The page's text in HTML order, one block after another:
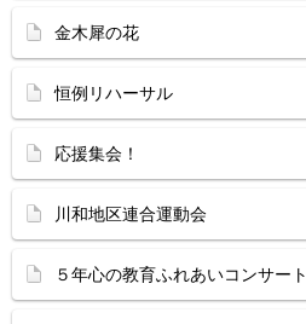
金木犀の花
恒例リハーサル
応援集会！
川和地区連合運動会
５年心の教育ふれあいコンサート